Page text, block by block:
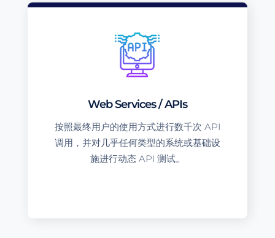
Web Services / APIs
按照最终用户的使用方式进行数千次 API
调用，并对几乎任何类型的系统或基础设
施进行动态 API 测试。